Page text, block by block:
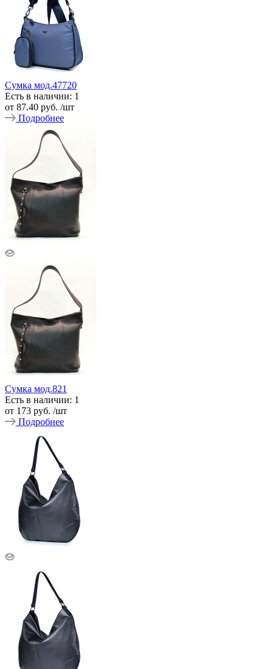
Сумка мод.47720
Есть в наличии: 1
от 87.40 руб. /шт
Подробнее
Сумка мод.821
Есть в наличии: 1
от 173 руб. /шт
Подробнее